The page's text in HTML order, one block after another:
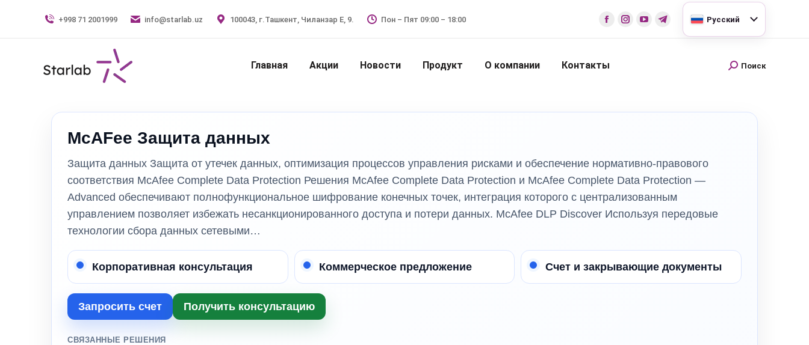
+998 71 2001999 info@starlab.uz 100043, г.Ташкент, Чиланзар Е, 9. Пон – Пят 09:00 – 18:00 Русский
Главная Акции Новости Продукт О компании Контакты Поиск
McAFee Защита данных
Защита данных Защита от утечек данных, оптимизация процессов управления рисками и обеспечение нормативно-правового
соответствия McAfee Complete Data Protection Решения McAfee Complete Data Protection и McAfee Complete Data Protection —
Advanced обеспечивают полнофункциональное шифрование конечных точек, интеграция которого с централизованным
управлением позволяет избежать несанкционированного доступа и потери данных. McAfee DLP Discover Используя передовые
технологии сбора данных сетевыми…
Корпоративная консультация Коммерческое предложение Счет и закрывающие документы
Запросить счет Получить консультацию
СВЯЗАННЫЕ РЕШЕНИЯ